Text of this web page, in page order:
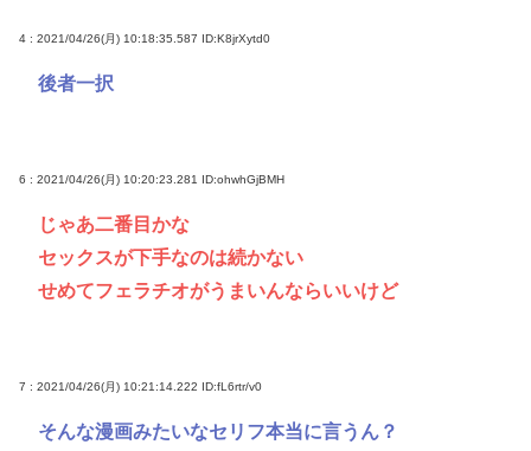
4 : 2021/04/26(月) 10:18:35.587 ID:K8jrXytd0
後者一択
6 : 2021/04/26(月) 10:20:23.281 ID:ohwhGjBMH
じゃあ二番目かな
セックスが下手なのは続かない
せめてフェラチオがうまいんならいいけど
7 : 2021/04/26(月) 10:21:14.222 ID:fL6rtr/v0
そんな漫画みたいなセリフ本当に言うん？